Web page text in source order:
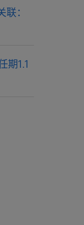
：
期1.1